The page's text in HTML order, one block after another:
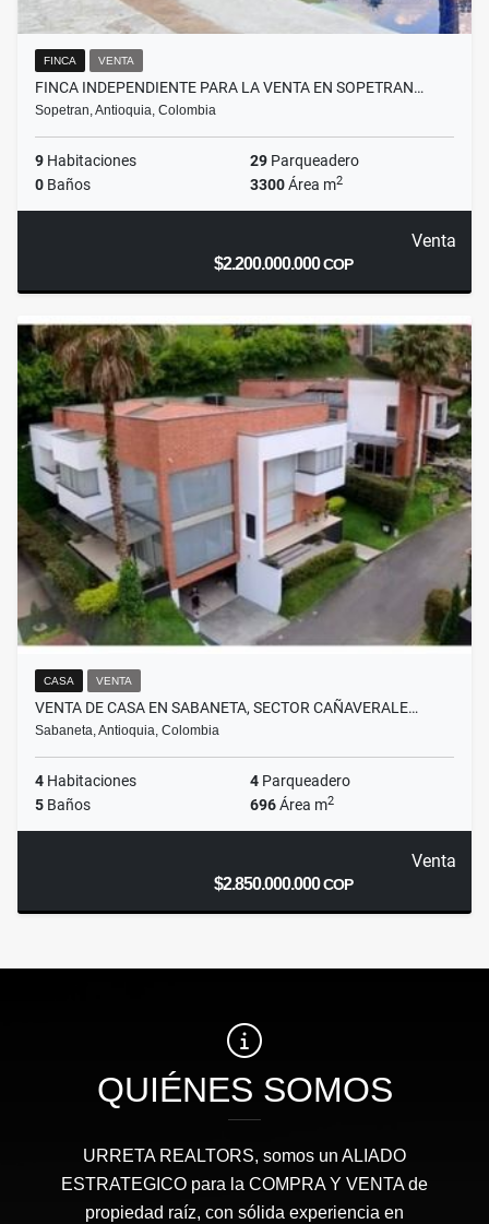
FINCA VENTA
FINCA INDEPENDIENTE PARA LA VENTA EN SOPETRAN…
Sopetran, Antioquia, Colombia
9 Habitaciones 29 Parqueadero
0 Baños 3300Área m2
Venta
$2.200.000.000COP
CASA VENTA
VENTA DE CASA EN SABANETA, SECTOR CAÑAVERALE…
Sabaneta, Antioquia, Colombia
4 Habitaciones 4 Parqueadero
5 Baños 696Área m2
Venta
$2.850.000.000COP
QUIÉNES SOMOS
URRETA REALTORS, somos un ALIADO
ESTRATEGICO para la COMPRA Y VENTA de
propiedad raíz, con sólida experiencia en